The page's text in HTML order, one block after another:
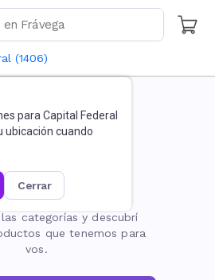
(1406)
para Capital Federal
ubicación cuando
cerrar
no existe
categorías y descubrí
que tenemos para
vos.